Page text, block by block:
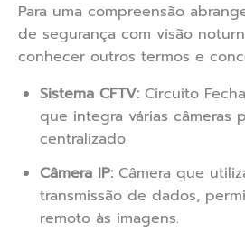
Para uma compreensão
de segurança com visão
conhecer outros termos e
Sistema CFTV: Circuito
que integra várias câmeras
centralizado.
Câmera IP: Câmera que
transmissão de dados,
remoto às imagens.